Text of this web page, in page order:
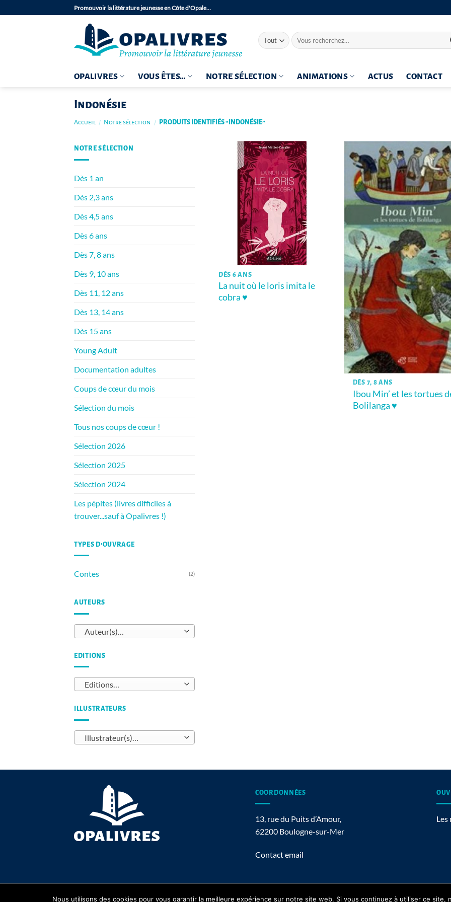
au
Promouvoir la littérature jeunesse en Côte d'Opale…
Recherche
pour :
OPALIVRES VOUS ÊTES… NOTRE SÉLECTION ANIMATIONS ACTUS CONTACT
Indonésie
Accueil / Notre sélection / PRODUITS IDENTIFIÉS “INDONÉSIE”
NOTRE SÉLECTION
Dès 1 an
Dès 2,3 ans
Dès 4,5 ans
Dès 6 ans
Dès 7, 8 ans
Dès 9, 10 ans
Dès 11, 12 ans
Dès 13, 14 ans
Dès 15 ans
Young Adult
Documentation adultes
Coups de cœur du mois
Sélection du mois
Tous nos coups de cœur !
Sélection 2026
Sélection 2025
Sélection 2024
Les pépites (livres difficiles à
trouver...sauf à Opalivres !)
TYPES D’OUVRAGE
Contes (2)
AUTEURS
Auteur(s)…
EDITIONS
Editions…
ILLUSTRATEURS
Illustrateur(s)…
DÈS 6 ANS
La nuit où le loris imita le
cobra ♥
DÈS 7, 8 ANS
Ibou Min’ et les tortues
Bolilanga ♥
COORDONNÉES
13, rue du Puits d’Amour,
62200 Boulogne-sur-Mer
Contact email
Les
Nous utilisons des cookies pour vous garantir la meilleure expérience sur notre site web. Si vous continuez à utiliser ce